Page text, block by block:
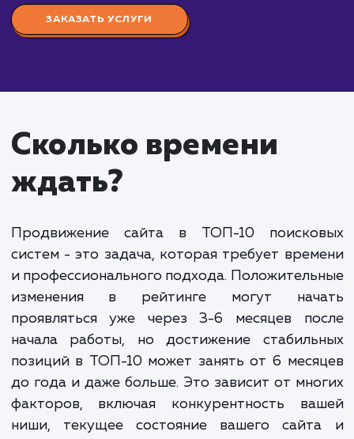
тщательно продуманная работа, включающая в
различные аспекты SEO. Наши услуги в этом
Мы применяем различные методы и стратегии
распространение контента, усиленную работу по
получению качественных обратных ссылок и
другое. Наша задача - не только привести ваш
Важно понимать, что время и затраты на
достижение ТОП-10 могут существенно
варьироваться в зависимости от конкурентной
среды, текущего состояния вашего сайта, ниши
вашего бизнеса и применяемых стратегий.
предлагаем гибкие условия и всегда идем на
клиентам, выбирая наиболее оптимальные и
эффективные варианты продвижения.
Мы ориентируемся на долгосрочные результаты, а не